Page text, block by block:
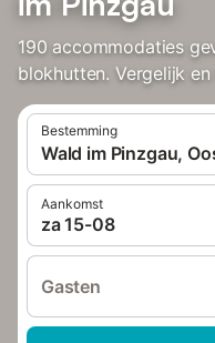
190 accommodaties
blokhutten. Vergelijk
Bestemming
Wald im Pinzgau,
Aankomst
za 15-08
Gasten